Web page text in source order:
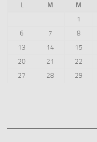
L
M M
1
6
7 8
13
14 15
20
21 22
27
28 29